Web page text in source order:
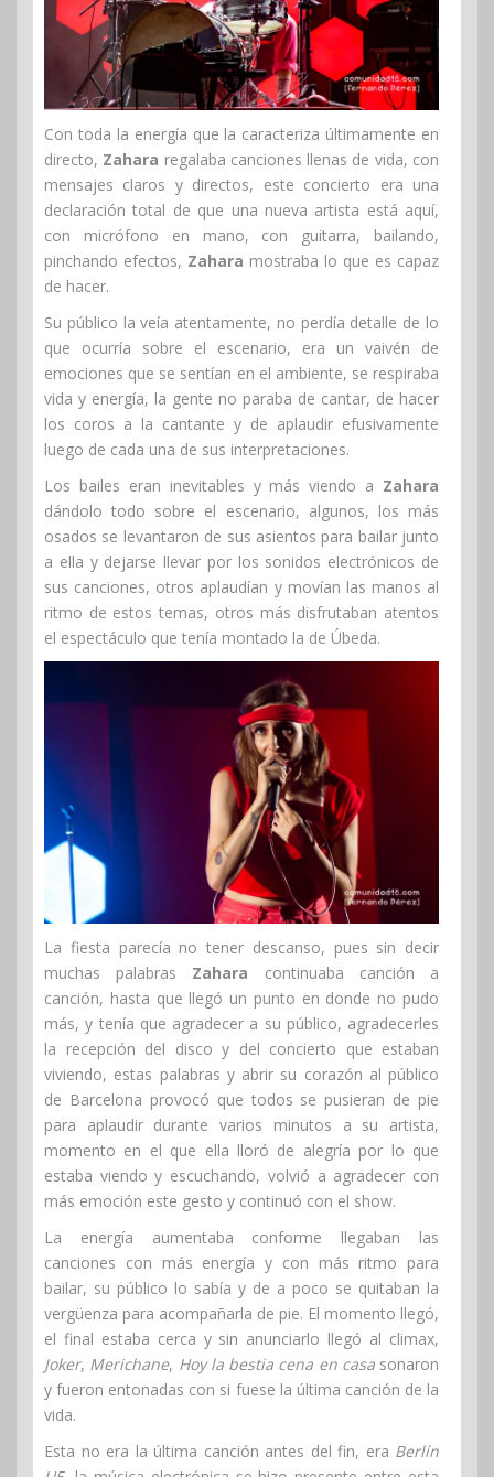
Con toda la energía que la caracteriza últimamente en
directo, Zahara regalaba canciones llenas de vida, con
mensajes claros y directos, este concierto era una
declaración total de que una nueva artista está aquí,
con micrófono en mano, con guitarra, bailando,
pinchando efectos, Zahara mostraba lo que es capaz
de hacer.
Su público la veía atentamente, no perdía detalle de lo
que ocurría sobre el escenario, era un vaivén de
emociones que se sentían en el ambiente, se respiraba
vida y energía, la gente no paraba de cantar, de hacer
los coros a la cantante y de aplaudir efusivamente
luego de cada una de sus interpretaciones.
Los bailes eran inevitables y más viendo a Zahara
dándolo todo sobre el escenario, algunos, los más
osados se levantaron de sus asientos para bailar junto
a ella y dejarse llevar por los sonidos electrónicos de
sus canciones, otros aplaudían y movían las manos al
ritmo de estos temas, otros más disfrutaban atentos
el espectáculo que tenía montado la de Úbeda.
La fiesta parecía no tener descanso, pues sin decir
muchas palabras Zahara continuaba canción a
canción, hasta que llegó un punto en donde no pudo
más, y tenía que agradecer a su público, agradecerles
la recepción del disco y del concierto que estaban
viviendo, estas palabras y abrir su corazón al público
de Barcelona provocó que todos se pusieran de pie
para aplaudir durante varios minutos a su artista,
momento en el que ella lloró de alegría por lo que
estaba viendo y escuchando, volvió a agradecer con
más emoción este gesto y continuó con el show.
La energía aumentaba conforme llegaban las
canciones con más energía y con más ritmo para
bailar, su público lo sabía y de a poco se quitaban la
vergüenza para acompañarla de pie. El momento llegó,
el final estaba cerca y sin anunciarlo llegó al climax,
Joker, Merichane, Hoy la bestia cena en casasonaron
y fueron entonadas con si fuese la última canción de la
vida.
Esta no era la última canción antes del fin, era Berlín